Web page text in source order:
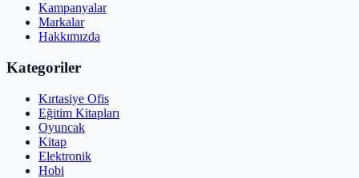
Kampanyalar
Markalar
Hakkımızda
Kategoriler
Kırtasiye Ofis
Eğitim Kitapları
Oyuncak
Kitap
Elektronik
Hobi